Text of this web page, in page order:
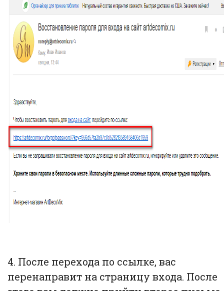
4. После перехода по ссылке, вас
перенаправит на страницу входа. После